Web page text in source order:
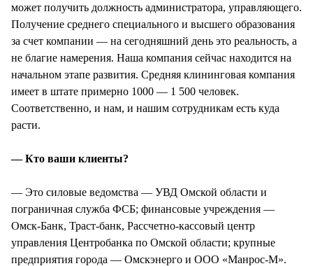
может получить должность администратора, управляющего.
Получение среднего специального и высшего образования
за счет компании — на сегодняшний день это реальность, а
не благие намерения. Наша компания сейчас находится на
начальном этапе развития. Средняя клининговая компания
имеет в штате примерно 1000 — 1 500 человек.
Соответственно, и нам, и нашим сотрудникам есть куда
расти.
— Кто ваши клиенты?
— Это силовые ведомства — УВД Омской области и
пограничная служба ФСБ; финансовые учреждения —
Омск-Банк, Траст-банк, Рассчетно-кассовый центр
управления Центробанка по Омской области; крупные
предприятия города — Омскэнерго и ООО «Манрос-М».